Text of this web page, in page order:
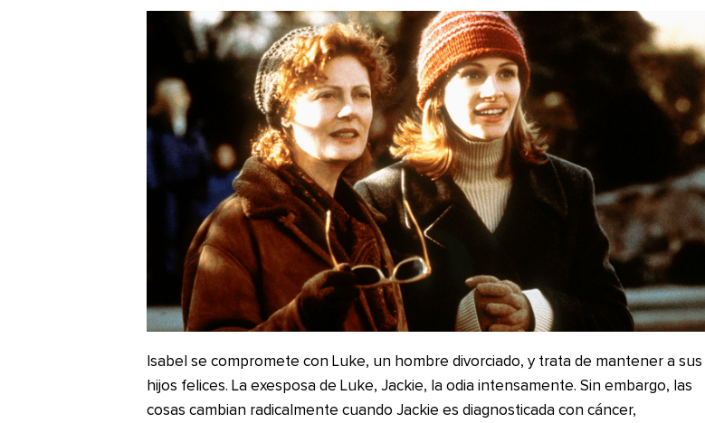
Isabel se compromete con Luke, un hombre divorciado, y trata de mantener a sus
hijos felices. La exesposa de Luke, Jackie, la odia intensamente. Sin embargo, las
cosas cambian radicalmente cuando Jackie es diagnosticada con cáncer,